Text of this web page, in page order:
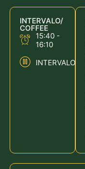
INTERVALO/
COFFEE
15:40 -
16:10
INTERVALO